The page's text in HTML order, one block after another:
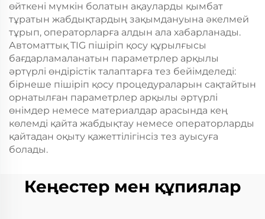
өйткені мүмкін болатын ақауларды қымбат
тұратын жабдықтардың зақымдануына әкелмей
тұрып, операторларға алдын ала хабарланады.
Автоматтық TIG пішіріп қосу құрылғысы
бағдарламаланатын параметрлер арқылы
әртүрлі өндірістік талаптарға тез бейімделеді:
бірнеше пішіріп қосу процедураларын сақтайтын
орнатылған параметрлер арқылы әртүрлі
өнімдер немесе материалдар арасында кең
көлемді қайта жабдықтау немесе операторларды
қайтадан оқыту қажеттілігінсіз тез ауысуға
болады.
Кеңестер мен құпиялар